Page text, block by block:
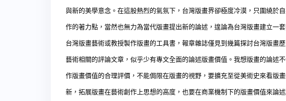
與新的美學意念。在這股熱烈的氣氛下，台灣版畫界卻極度冷漠，只圍繞於
作的著力點，當然也無力為當代版畫提出新的論述，遑論為台灣版畫建立一
台灣版畫藝術或教授製作版畫的工具書，報章雜誌僅見到幾篇探討台灣版畫
藝術相關的評論文章，似乎少有專文全面的論述版畫價值。我想版畫的論述
作版畫價值的合理評價，不能侷限在版畫的視野，要擴充至從美術史來看版
新，拓展版畫在藝術創作上思想的高度，也要在商業機制下的版畫價值來論